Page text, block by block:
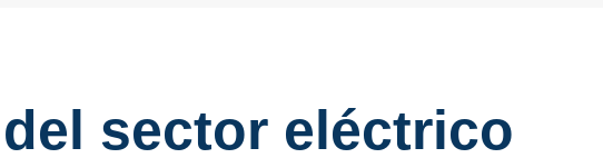
sector eléctrico